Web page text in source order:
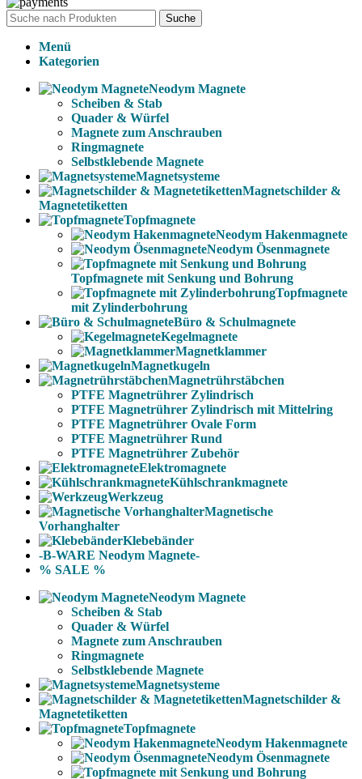
Suche
Menü
Kategorien
Neodym Magnete
Scheiben & Stab
Quader & Würfel
Magnete zum Anschrauben
Ringmagnete
Selbstklebende Magnete
Magnetsysteme
Magnetschilder &
Magnetetiketten
Topfmagnete
Neodym Hakenmagnete
Neodym Ösenmagnete
Topfmagnete mit Senkung und Bohrung
Topfmagnete
mit Zylinderbohrung
Büro & Schulmagnete
Kegelmagnete
Magnetklammer
Magnetkugeln
Magnetrührstäbchen
PTFE Magnetrührer Zylindrisch
PTFE Magnetrührer Zylindrisch mit Mittelring
PTFE Magnetrührer Ovale Form
PTFE Magnetrührer Rund
PTFE Magnetrührer Zubehör
Elektromagnete
Kühlschrankmagnete
Werkzeug
Magnetische
Vorhanghalter
Klebebänder
-B-WARE Neodym Magnete-
% SALE %
Neodym Magnete
Scheiben & Stab
Quader & Würfel
Magnete zum Anschrauben
Ringmagnete
Selbstklebende Magnete
Magnetsysteme
Magnetschilder &
Magnetetiketten
Topfmagnete
Neodym Hakenmagnete
Neodym Ösenmagnete